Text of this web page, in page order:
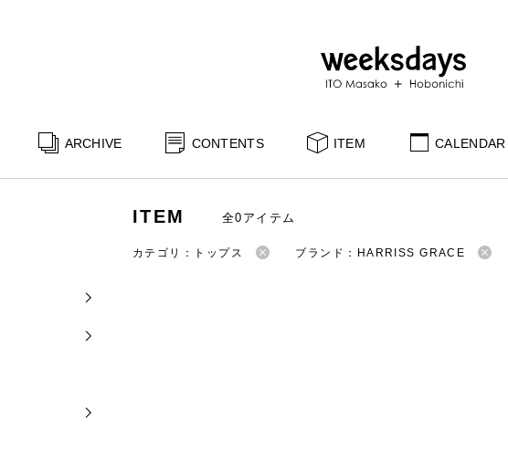
ARCHIVE CONTENTS ITEM CALENDAR
ITEM 全0アイテム
カテゴリ：トップス ブランド：HARRISS GRACE